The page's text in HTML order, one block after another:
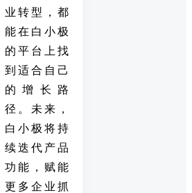
业转型，都
能在白小极
的平台上找
到适合自己
的增长路
径。未来，
白小极将持
续迭代产品
功能，赋能
更多企业抓